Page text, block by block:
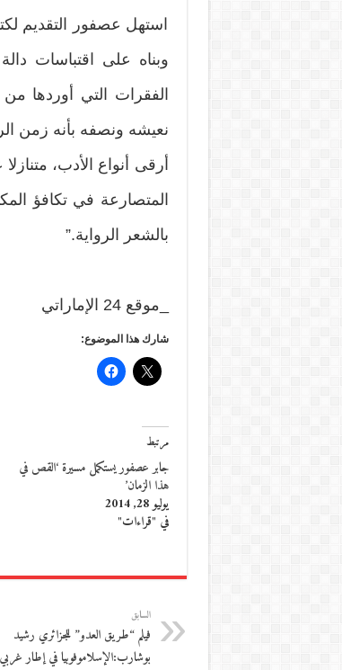
استهل عصفور التقديم
وبناه على اقتباسات
الفقرات التي أوردها
نعيشه ونصفه بأنه زمن
أرقى أنواع الأدب،
المتصارعة في تكافؤ
بالشعر الرواية.”
_موقع 24 الإماراتي
شارك هذا الموضوع:
مرتبط
جابر عصفور يستكمل مسيرة ‘القص في
هذا الزمان’
يوليو 28, 2014
في "قراءات"
السابق
فيلم “طريق العدو” للجزائري رشيد
بوشارب:الإسلاموفوبيا في إطار غربي